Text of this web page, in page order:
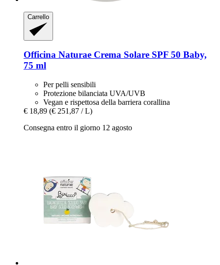
Carrello
Officina Naturae Crema Solare SPF 50 Baby,
75 ml
Per pelli sensibili
Protezione bilanciata UVA/UVB
Vegan e rispettosa della barriera corallina
€ 18,89 (€ 251,87 / L)
Consegna entro il giorno 12 agosto